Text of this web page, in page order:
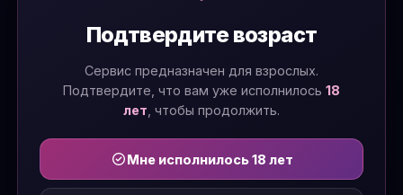
Подтвердите возраст
Сервис предназначен для взрослых.
Подтвердите, что вам уже исполнилось 18
лет , чтобы продолжить.
Мне исполнилось 18 лет